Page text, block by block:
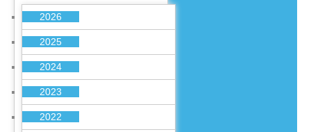
2026
2025
2024
2023
2022